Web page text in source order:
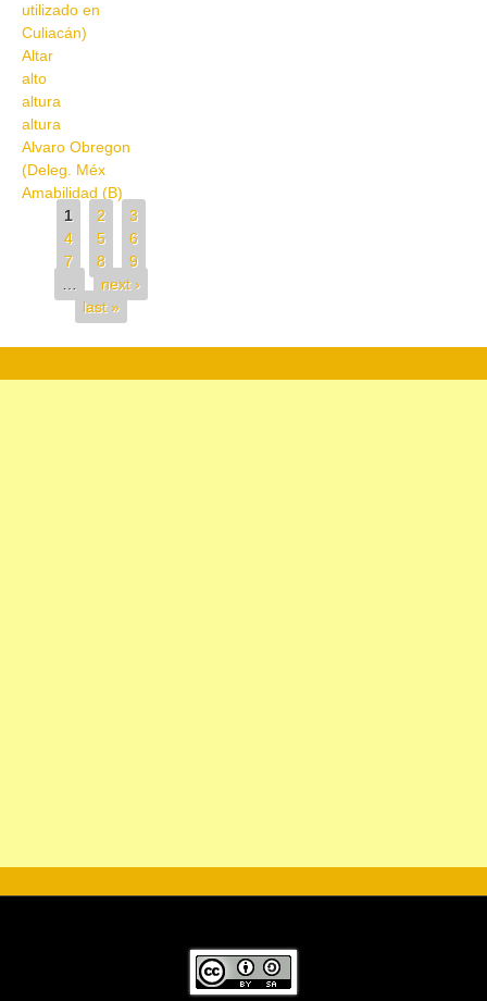
utilizado en
Culiacán)
Altar
alto
altura
altura
Alvaro Obregon
(Deleg. Méx
Amabilidad (B)
Pages
1 2
3
4
5
6
7
8
9
next ›
last »